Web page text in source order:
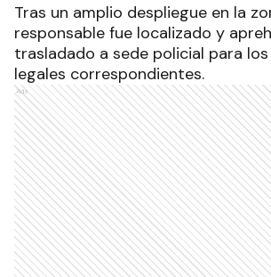
Tras un amplio despliegue en la
responsable fue localizado y
trasladado a sede policial para
legales correspondientes.
Ads